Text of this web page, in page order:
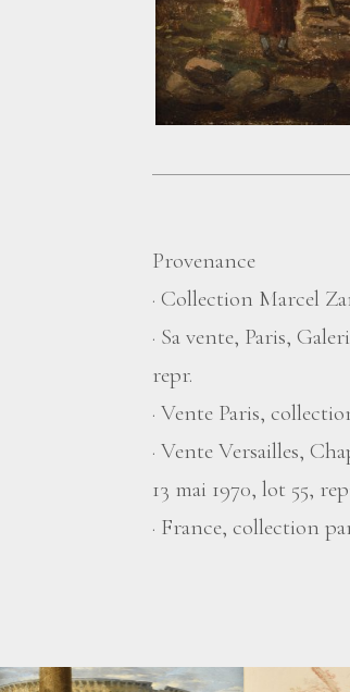
Provenance
· Collection Marcel
· Sa vente, Paris,
repr.
· Vente Paris,
· Vente Versailles,
13 mai 1970, lot 55,
· France, collection